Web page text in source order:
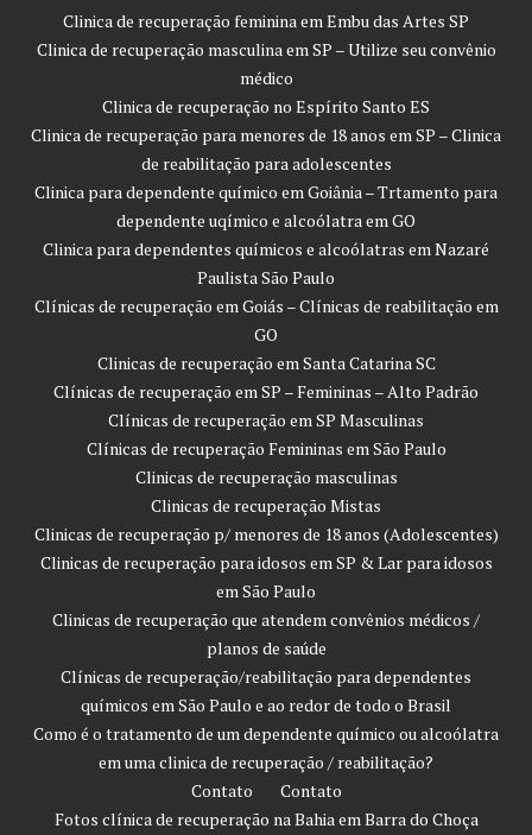
Clinica de recuperação feminina em Embu das Artes SP
Clinica de recuperação masculina em SP – Utilize seu convênio
médico
Clinica de recuperação no Espírito Santo ES
Clinica de recuperação para menores de 18 anos em SP – Clinica
de reabilitação para adolescentes
Clinica para dependente químico em Goiânia – Trtamento para
dependente uqímico e alcoólatra em GO
Clinica para dependentes químicos e alcoólatras em Nazaré
Paulista São Paulo
Clínicas de recuperação em Goiás – Clínicas de reabilitação em
GO
Clinicas de recuperação em Santa Catarina SC
Clínicas de recuperação em SP – Femininas – Alto Padrão
Clínicas de recuperação em SP Masculinas
Clínicas de recuperação Femininas em São Paulo
Clinicas de recuperação masculinas
Clinicas de recuperação Mistas
Clinicas de recuperação p/ menores de 18 anos (Adolescentes)
Clinicas de recuperação para idosos em SP & Lar para idosos
em São Paulo
Clinicas de recuperação que atendem convênios médicos /
planos de saúde
Clínicas de recuperação/reabilitação para dependentes
químicos em São Paulo e ao redor de todo o Brasil
Como é o tratamento de um dependente químico ou alcoólatra
em uma clinica de recuperação / reabilitação?
Contato
Contato
Fotos clínica de recuperação na Bahia em Barra do Choça